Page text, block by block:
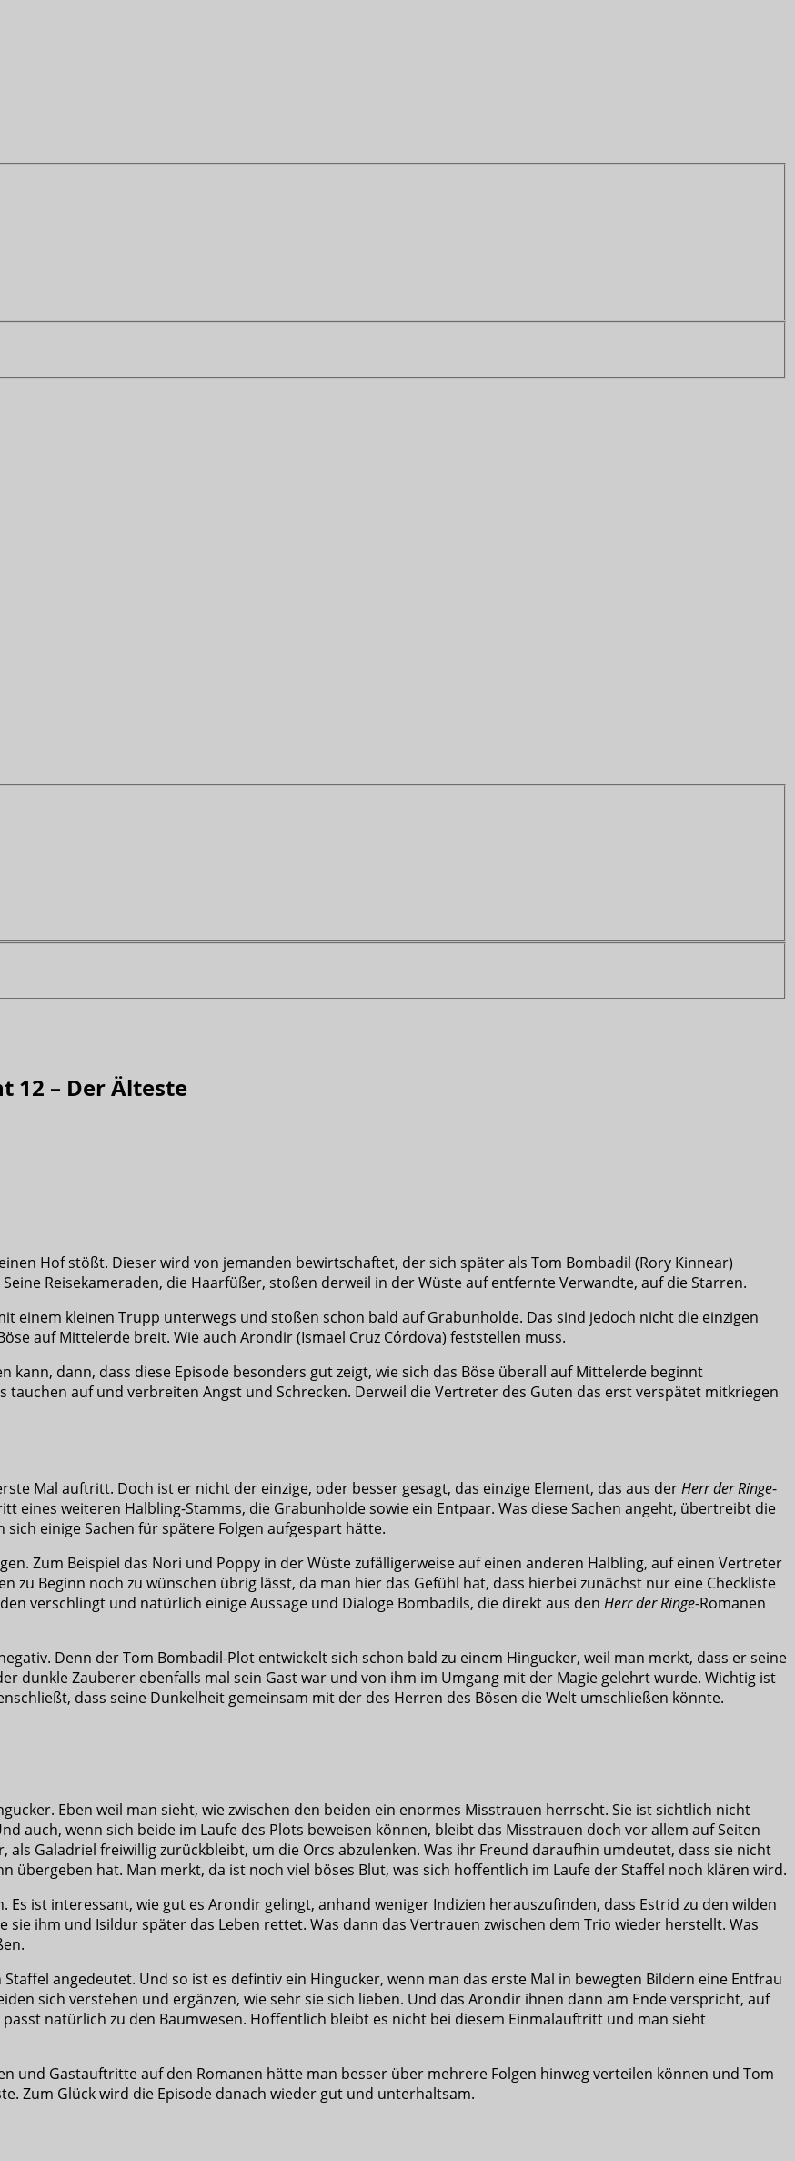
12 – Der Älteste
Hof stößt. Dieser wird von jemanden bewirtschaftet, der sich später als Tom Bombadil (Rory Kinnear)
Reisekameraden, die Haarfüßer, stoßen derweil in der Wüste auf entfernte Verwandte, auf die Starren.
einem kleinen Trupp unterwegs und stoßen schon bald auf Grabunholde. Das sind jedoch nicht die einzigen
auf Mittelerde breit. Wie auch Arondir (Ismael Cruz Córdova) feststellen muss.
kann, dann, dass diese Episode besonders gut zeigt, wie sich das Böse überall auf Mittelerde beginnt
auf und verbreiten Angst und Schrecken. Derweil die Vertreter des Guten das erst verspätet mitkriegen
Mal auftritt. Doch ist er nicht der einzige, oder besser gesagt, das einzige Element, das aus derHerr der Ringe-
eines weiteren Halbling-Stamms, die Grabunholde sowie ein Entpaar. Was diese Sachen angeht, übertreibt die
einige Sachen für spätere Folgen aufgespart hätte.
Zum Beispiel das Nori und Poppy in der Wüste zufälligerweise auf einen anderen Halbling, auf einen Vertreter
zu Beginn noch zu wünschen übrig lässt, da man hier das Gefühl hat, dass hierbei zunächst nur eine Checkliste
verschlingt und natürlich einige Aussage und Dialoge Bombadils, die direkt aus den Herr der Ringe-Romanen
Denn der Tom Bombadil-Plot entwickelt sich schon bald zu einem Hingucker, weil man merkt, dass er seine
dunkle Zauberer ebenfalls mal sein Gast war und von ihm im Umgang mit der Magie gelehrt wurde. Wichtig ist
dass seine Dunkelheit gemeinsam mit der des Herren des Bösen die Welt umschließen könnte.
Eben weil man sieht, wie zwischen den beiden ein enormes Misstrauen herrscht. Sie ist sichtlich nicht
auch, wenn sich beide im Laufe des Plots beweisen können, bleibt das Misstrauen doch vor allem auf Seiten
Galadriel freiwillig zurückbleibt, um die Orcs abzulenken. Was ihr Freund daraufhin umdeutet, dass sie nicht
übergeben hat. Man merkt, da ist noch viel böses Blut, was sich hoffentlich im Laufe der Staffel noch klären wird.
ist interessant, wie gut es Arondir gelingt, anhand weniger Indizien herauszufinden, dass Estrid zu den wilden
ihm und Isildur später das Leben rettet. Was dann das Vertrauen zwischen dem Trio wieder herstellt. Was
angedeutet. Und so ist es defintiv ein Hingucker, wenn man das erste Mal in bewegten Bildern eine Entfrau
sich verstehen und ergänzen, wie sehr sie sich lieben. Und das Arondir ihnen dann am Ende verspricht, auf
natürlich zu den Baumwesen. Hoffentlich bleibt es nicht bei diesem Einmalauftritt und man sieht
und Gastauftritte auf den Romanen hätte man besser über mehrere Folgen hinweg verteilen können und Tom
Zum Glück wird die Episode danach wieder gut und unterhaltsam.